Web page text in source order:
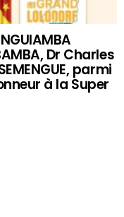
Dr Charles
parmi
à la Super